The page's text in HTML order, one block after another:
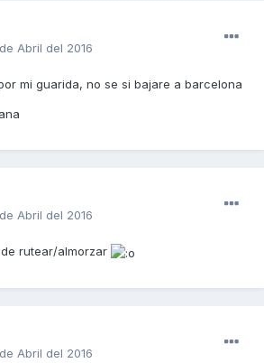
Abril del 2016
mi guarida, no se si bajare a barcelona
Abril del 2016
rutear/almorzar
Abril del 2016